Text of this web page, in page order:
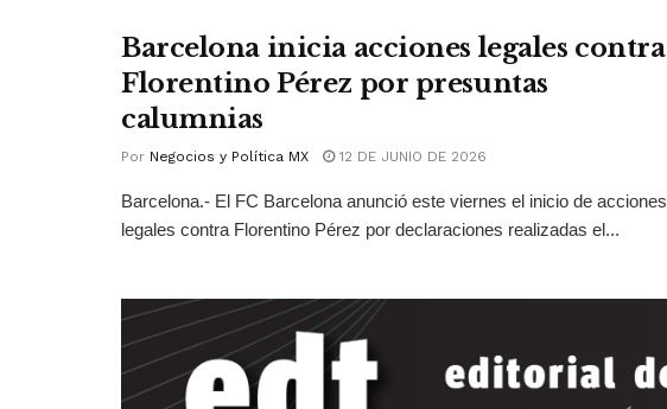
Barcelona inicia acciones legales contra
Florentino Pérez por presuntas
calumnias
Por Negocios y Política MX 12 DE JUNIO DE 2026
Barcelona.- El FC Barcelona anunció este viernes el inicio de acciones
legales contra Florentino Pérez por declaraciones realizadas el...